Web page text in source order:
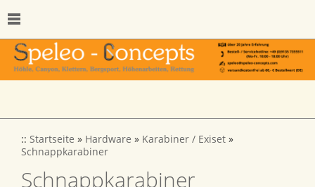
:: Startseite » Hardware » Karabiner / Exiset »
Schnappkarabiner
Schnappkarabiner